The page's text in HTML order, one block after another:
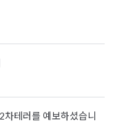
차테러를 예보하셨습니